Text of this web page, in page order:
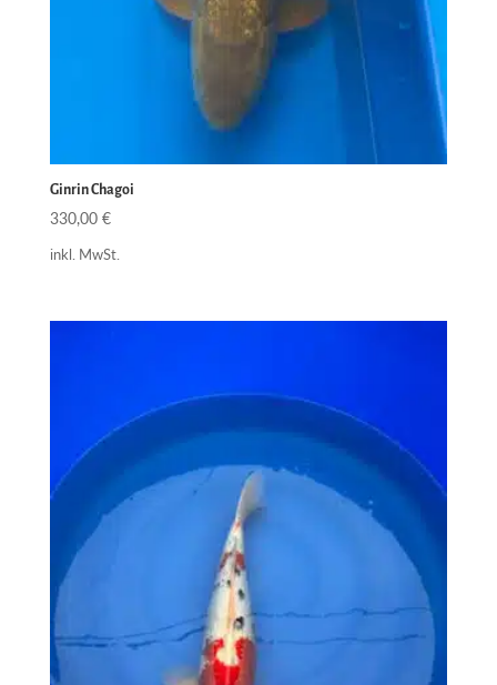
Ginrin Chagoi
330,00 €
inkl. MwSt.